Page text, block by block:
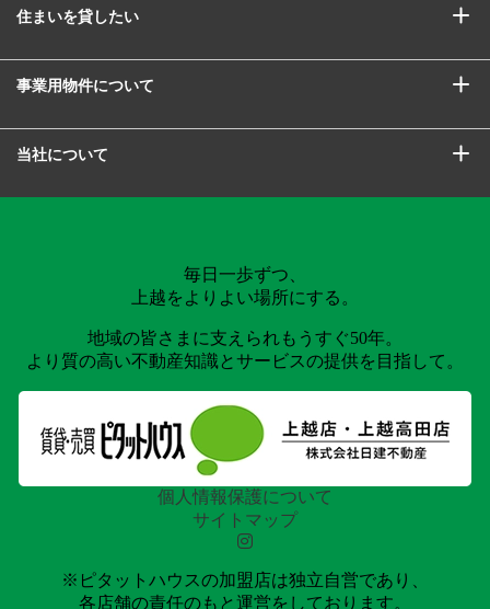
住まいを貸したい
事業用物件について
当社について
毎日一歩ずつ、
上越をよりよい場所にする。
地域の皆さまに支えられもうすぐ50年。
より質の高い不動産知識とサービスの提供を目指して。
個人情報保護について
サイトマップ
※ピタットハウスの加盟店は独立自営であり、
各店舗の責任のもと運営をしております。